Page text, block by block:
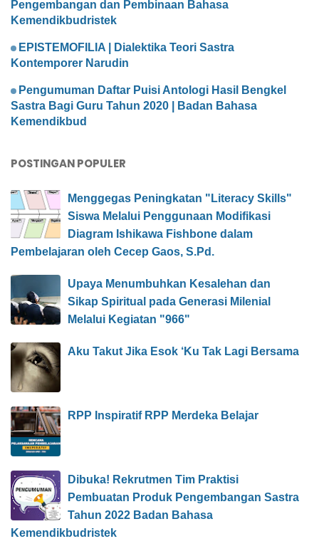
Pengembangan dan Pembinaan Bahasa
Kemendikbudristek
EPISTEMOFILIA | Dialektika Teori Sastra
Kontemporer Narudin
Pengumuman Daftar Puisi Antologi Hasil Bengkel
Sastra Bagi Guru Tahun 2020 | Badan Bahasa
Kemendikbud
POSTINGAN POPULER
Menggegas Peningkatan "Literacy Skills"
Siswa Melalui Penggunaan Modifikasi
Diagram Ishikawa Fishbone dalam
Pembelajaran oleh Cecep Gaos, S.Pd.
Upaya Menumbuhkan Kesalehan dan
Sikap Spiritual pada Generasi Milenial
Melalui Kegiatan "966"
Aku Takut Jika Esok ‘Ku Tak Lagi Bersama
RPP Inspiratif RPP Merdeka Belajar
Dibuka! Rekrutmen Tim Praktisi
Pembuatan Produk Pengembangan Sastra
Tahun 2022 Badan Bahasa
Kemendikbudristek